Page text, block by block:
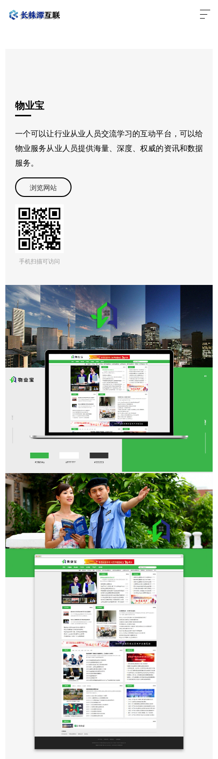
物业宝
一个可以让行业从业人员交流学习的互动平台，可以给
物业服务从业人员提供海量、深度、权威的资讯和数据
服务。
浏览网站
手机扫描可访问